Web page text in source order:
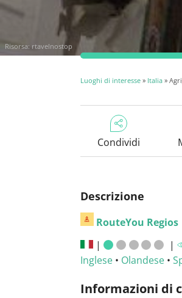
Risorsa: rtavelnostop
Luoghi di interesse » Italia »
Condividi
Descrizione
RouteYou Regios
|
|
Inglese • Olandese •
Informazioni di